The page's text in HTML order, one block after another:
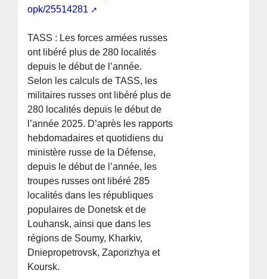
opk/25514281
TASS : Les forces armées russes
ont libéré plus de 280 localités
depuis le début de l’année.
Selon les calculs de TASS, les
militaires russes ont libéré plus de
280 localités depuis le début de
l’année 2025. D’après les rapports
hebdomadaires et quotidiens du
ministère russe de la Défense,
depuis le début de l’année, les
troupes russes ont libéré 285
localités dans les républiques
populaires de Donetsk et de
Louhansk, ainsi que dans les
régions de Soumy, Kharkiv,
Dniepropetrovsk, Zaporizhya et
Koursk.